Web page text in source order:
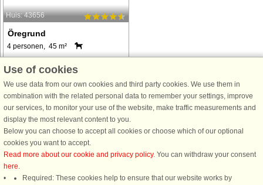
Huis: 43656
Öregrund
4 personen, 45 m²
Ferienhäuschen in der
Minuten zu Fuß von Küste und Meer
entfernt! Öregrund blüht im Sommer
auf und bietet nette Geschäfte,
Restaurants, Cafés und attraktive
Badeufer. ...
van € 532
Use of cookies
We use data from our own cookies and third party cookies. We use them in
combination with the related personal data to remember your settings, improve
our services, to monitor your use of the website, make traffic measurements and
display the most relevant content to you.
Below you can choose to accept all cookies or choose which of our optional
cookies you want to accept.
Read more about our cookie and privacy policy. You can withdraw your consent
here.
Required: These cookies help to ensure that our website works by